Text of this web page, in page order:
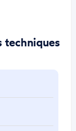
techniques